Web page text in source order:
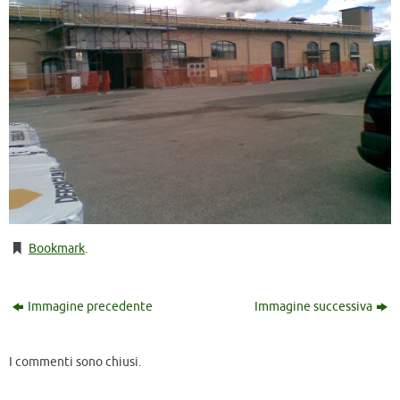
Bookmark.
Immagine precedente Immagine successiva
I commenti sono chiusi.